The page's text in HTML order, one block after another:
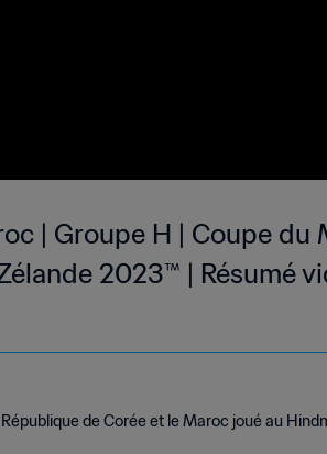
| Groupe H | Coupe du
2023™ | Résumé
de Corée et le Maroc joué au